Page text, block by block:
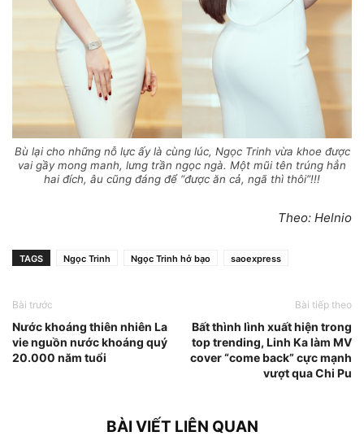
Bù lại cho những nỗ lực ấy là cùng lúc, Ngọc Trinh vừa khoe được
vai gầy mong manh, lưng trần ngọc ngà. Một mũi tên trúng hẳn
hai đích, âu cũng đáng để “được ăn cả, ngã thì thôi”!!!
Theo: Helnio
TAGS Ngọc Trinh Ngọc Trinh hở bạo saoexpress
Bài trước
Nước khoáng thiên nhiên La
vie nguồn nước khoáng quý
20.000 năm tuổi
Bài tiếp theo
Bất thình lình xuất hiện trong
top trending, Linh Ka làm MV
cover “come back” cực mạnh
vượt qua Chi Pu
BÀI VIẾT LIÊN QUAN